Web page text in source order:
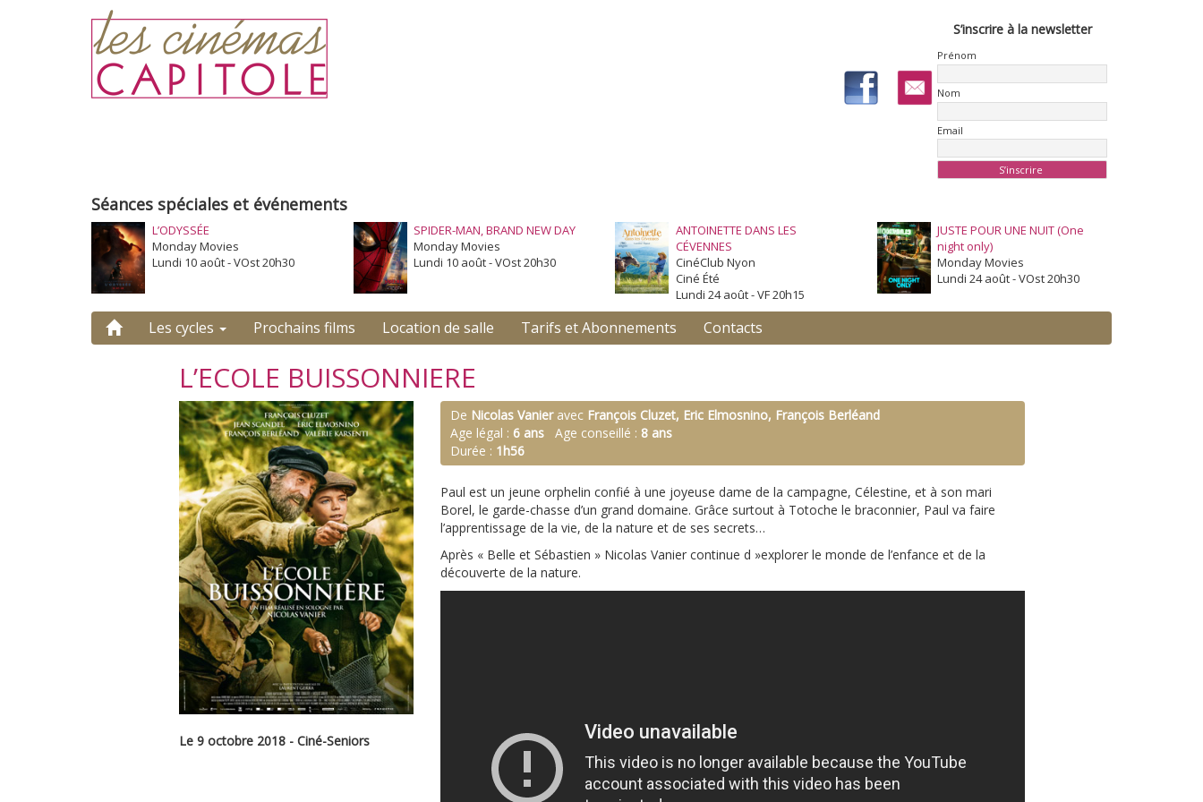
S’inscrire à la newsletter
Prénom
Nom
Email
Séances spéciales et événements
L’ODYSSÉE
Monday Movies
Lundi 10 août - VOst 20h30
SPIDER-MAN, BRAND NEW DAY
Monday Movies
Lundi 10 août - VOst 20h30
ANTOINETTE DANS LES
CÉVENNES
CinéClub Nyon
Ciné Été
Lundi 24 août - VF 20h15
JUSTE POUR UNE NUIT (One
night only)
Monday Movies
Lundi 24 août - VOst 20h30
Les cycles Prochains films Location de salle Tarifs et Abonnements Contacts
L’ECOLE BUISSONNIERE
Le 9 octobre 2018 - Ciné-Seniors
De Nicolas Vanieravec François Cluzet, Eric Elmosnino, François Berléand
Age légal : 6 ans Age conseillé : 8 ans
Durée : 1h56
Paul est un jeune orphelin confié à une joyeuse dame de la campagne, Célestine, et à son mari
Borel, le garde-chasse d’un grand domaine. Grâce surtout à Totoche le braconnier, Paul va faire
l’apprentissage de la vie, de la nature et de ses secrets…
Après « Belle et Sébastien » Nicolas Vanier continue d »explorer le monde de l’enfance et de la
découverte de la nature.